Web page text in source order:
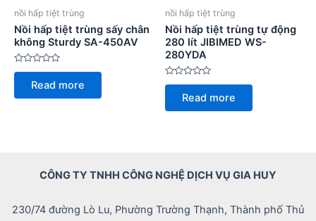
nồi hấp tiệt trùng
Nồi hấp tiệt trùng sấy chân
không Sturdy SA-450AV
Rated
of
Read more
nồi hấp tiệt trùng
Nồi hấp tiệt trùng tự động
280 lít JIBIMED WS-
280YDA
Rated
of
Read more
CÔNG TY TNHH CÔNG NGHỆ DỊCH VỤ GIA HUY
230/74 đường Lò Lu, Phường Trường Thạnh, Thành phố Thủ